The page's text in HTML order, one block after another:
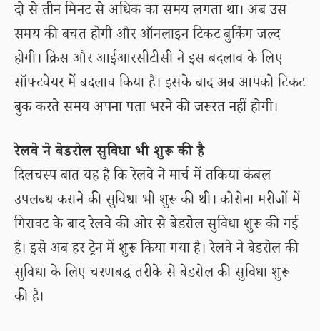
दो से तीन मिनट से अधिक का समय लगता था। अब उस
समय की बचत होगी और ऑनलाइन टिकट बुकिंग जल्द
होगी। क्रिस और आईआरसीटीसी ने इस बदलाव के लिए
सॉफ्टवेयर में बदलाव किया है। इसके बाद अब आपको टिकट
बुक करते समय अपना पता भरने की जरूरत नहीं होगी।
रेलवे ने बेडरोल सुविधा भी शुरू की है
दिलचस्प बात यह है कि रेलवे ने मार्च में तकिया कंबल
उपलब्ध कराने की सुविधा भी शुरू की थी। कोरोना मरीजों में
गिरावट के बाद रेलवे की ओर से बेडरोल सुविधा शुरू की गई
है। इसे अब हर ट्रेन में शुरू किया गया है। रेलवे ने बेडरोल की
सुविधा के लिए चरणबद्ध तरीके से बेडरोल की सुविधा शुरू
की है।